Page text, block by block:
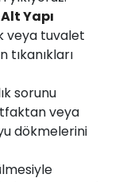
Yapı
veya tuvalet
sorunu
veya
dökmelerini